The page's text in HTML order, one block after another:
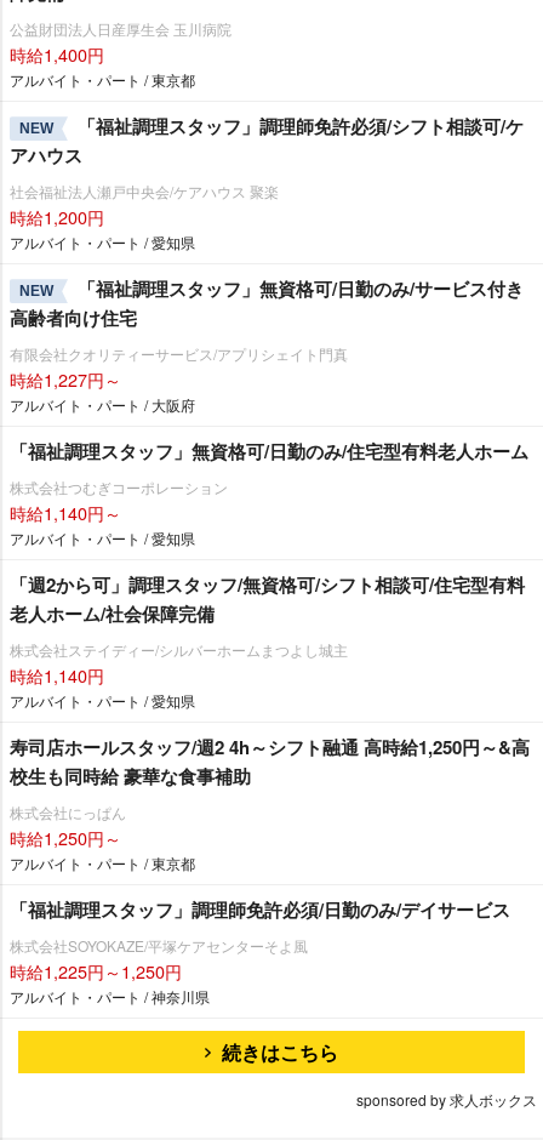
公益財団法人日産厚生会 玉川病院
時給1,400円
アルバイト・パート / 東京都
NEW
「福祉調理スタッフ」調理師免許必須/シフト相談可/ケ
アハウス
社会福祉法人瀬戸中央会/ケアハウス 聚楽
時給1,200円
アルバイト・パート / 愛知県
NEW
「福祉調理スタッフ」無資格可/日勤のみ/サービス付き
高齢者向け住宅
有限会社クオリティーサービス/アプリシェイト門真
時給1,227円～
アルバイト・パート / 大阪府
「福祉調理スタッフ」無資格可/日勤のみ/住宅型有料老人ホーム
株式会社つむぎコーポレーション
時給1,140円～
アルバイト・パート / 愛知県
「週2から可」調理スタッフ/無資格可/シフト相談可/住宅型有料
老人ホーム/社会保障完備
株式会社ステイディー/シルバーホームまつよし城主
時給1,140円
アルバイト・パート / 愛知県
寿司店ホールスタッフ/週2 4h～シフト融通 高時給1,250円～&高
校生も同時給 豪華な食事補助
株式会社にっぱん
時給1,250円～
アルバイト・パート / 東京都
「福祉調理スタッフ」調理師免許必須/日勤のみ/デイサービス
株式会社SOYOKAZE/平塚ケアセンターそよ風
時給1,225円～1,250円
アルバイト・パート / 神奈川県
続きはこちら
sponsored by 求人ボックス